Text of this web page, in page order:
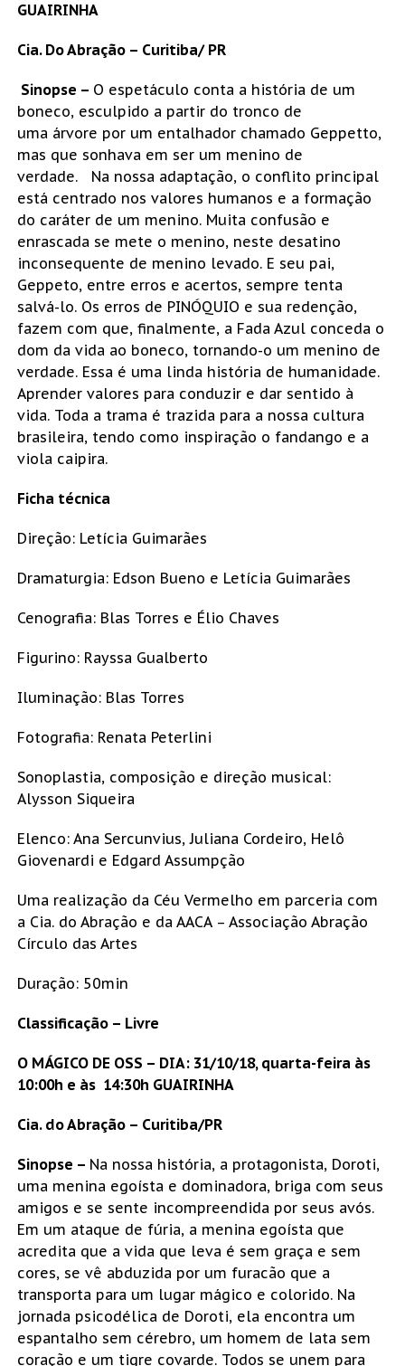
GUAIRINHA
Cia. Do Abração – Curitiba/ PR
Sinopse – O espetáculo conta a história de um
boneco, esculpido a partir do tronco de
uma árvore por um entalhador chamado Geppetto,
mas que sonhava em ser um menino de
verdade. Na nossa adaptação, o conflito principal
está centrado nos valores humanos e a formação
do caráter de um menino. Muita confusão e
enrascada se mete o menino, neste desatino
inconsequente de menino levado. E seu pai,
Geppeto, entre erros e acertos, sempre tenta
salvá-lo. Os erros de PINÓQUIO e sua redenção,
fazem com que, finalmente, a Fada Azul conceda o
dom da vida ao boneco, tornando-o um menino de
verdade. Essa é uma linda história de humanidade.
Aprender valores para conduzir e dar sentido à
vida. Toda a trama é trazida para a nossa cultura
brasileira, tendo como inspiração o fandango e a
viola caipira.
Ficha técnica
Direção: Letícia Guimarães
Dramaturgia: Edson Bueno e Letícia Guimarães
Cenografia: Blas Torres e Élio Chaves
Figurino: Rayssa Gualberto
Iluminação: Blas Torres
Fotografia: Renata Peterlini
Sonoplastia, composição e direção musical:
Alysson Siqueira
Elenco: Ana Sercunvius, Juliana Cordeiro, Helô
Giovenardi e Edgard Assumpção
Uma realização da Céu Vermelho em parceria com
a Cia. do Abração e da AACA – Associação Abração
Círculo das Artes
Duração: 50min
Classificação – Livre
O MÁGICO DE OSS – DIA: 31/10/18, quarta-feira às
10:00h e às 14:30h GUAIRINHA
Cia. do Abração – Curitiba/PR
Sinopse – Na nossa história, a protagonista, Doroti,
uma menina egoísta e dominadora, briga com seus
amigos e se sente incompreendida por seus avós.
Em um ataque de fúria, a menina egoísta que
acredita que a vida que leva é sem graça e sem
cores, se vê abduzida por um furacão que a
transporta para um lugar mágico e colorido. Na
jornada psicodélica de Doroti, ela encontra um
espantalho sem cérebro, um homem de lata sem
coração e um tigre covarde. Todos se unem para